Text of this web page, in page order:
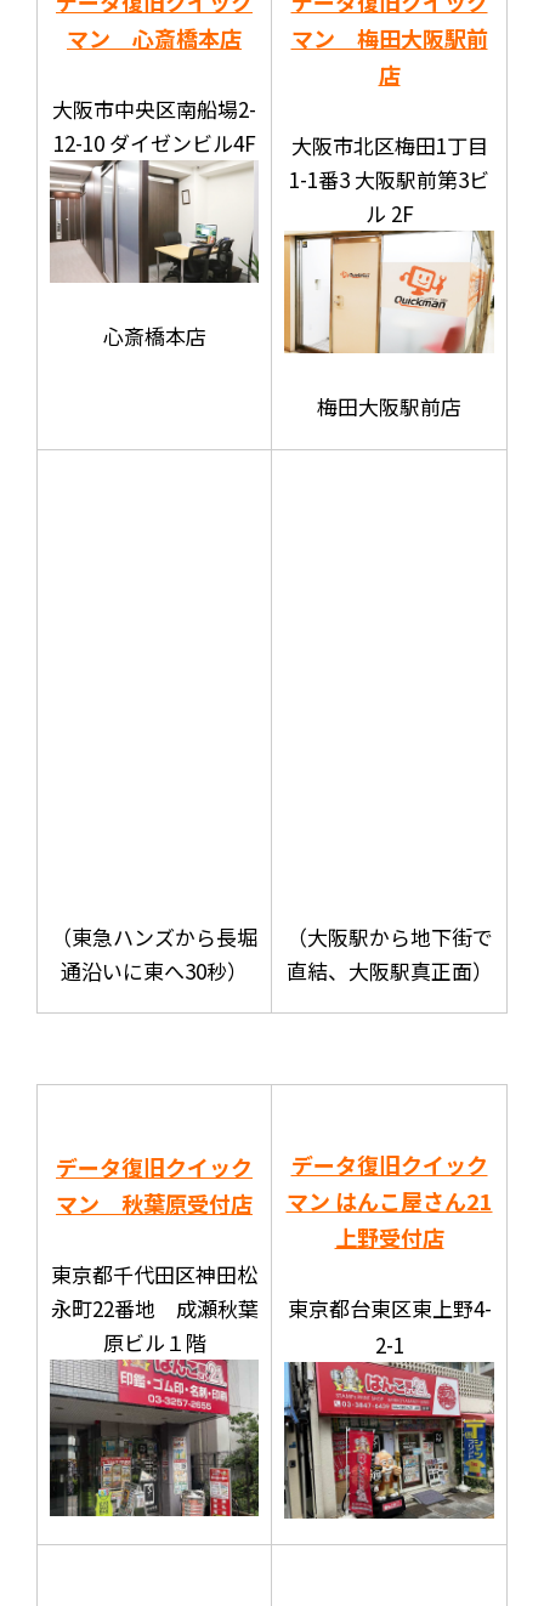
マン 心斎橋本店
大阪市中央区南船場2-
12-10 ダイゼンビル4F
心斎橋本店
マン 梅田大阪駅前
店
大阪市北区梅田1丁目
1-1番3 大阪駅前第3ビ
ル 2F
梅田大阪駅前店
（東急ハンズから長堀
通沿いに東へ30秒）
（大阪駅から地下街で
直結、大阪駅真正面）
データ復旧クイック
マン 秋葉原受付店
東京都千代田区神田松
永町22番地 成瀬秋葉
原ビル１階
データ復旧クイック
マン はんこ屋さん21
上野受付店
東京都台東区東上野4-
2-1